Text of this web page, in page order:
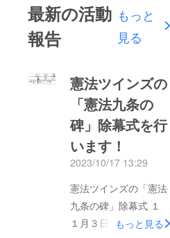
最新の活動
報告
もっと
見る
憲法ツインズの
「憲法九条の
碑」除幕式を行
います！
2023/10/17 13:29
憲法ツインズの「憲法
九条の碑」除幕式 １
１月３日（金）文化の
もっと見る